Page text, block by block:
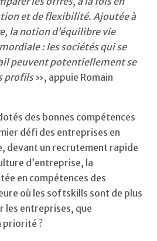
et de flexibilité. Ajoutée à
la notion d’équilibre vie
: les sociétés qui se
peuvent potentiellement se
profils», appuie Romain
des bonnes compétences
défi des entreprises en
devant un recrutement rapide
d’entreprise, la
en compétences des
où les softskills sont de plus
les entreprises, que
priorité ?